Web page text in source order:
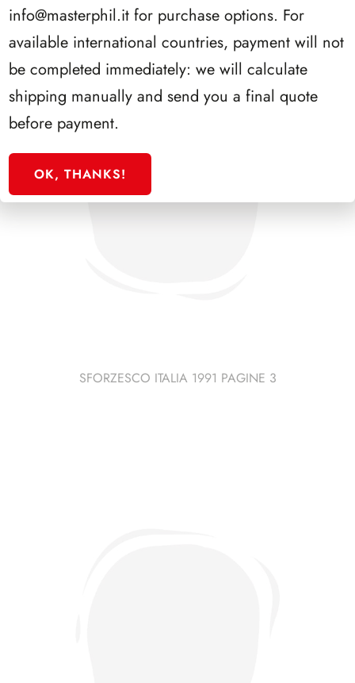
SFORZESCO ITALIA 1991 PAGINE 3
info@masterphil.it for purchase options. For
available international countries, payment will not
be completed immediately: we will calculate
shipping manually and send you a final quote
before payment.
OK, THANKS!